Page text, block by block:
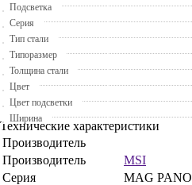
Подсветка
Серия
Тип стали
Типоразмер
Толщина стали
Цвет
Цвет подсветки
Ширина
Технические характеристики
Производитель
Производитель
MSI
Серия
MAG PANO